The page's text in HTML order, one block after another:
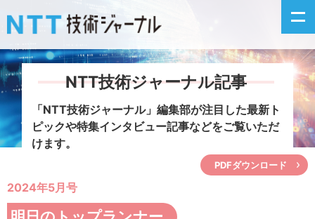
新着情報
掲載月毎記事
NTT技術ジャーナル記事
「NTT技術ジャーナル」編集部が注目した最新ト
ピックや特集インタビュー記事などをご覧いただ
けます。
PDFダウンロード
2024年5月号